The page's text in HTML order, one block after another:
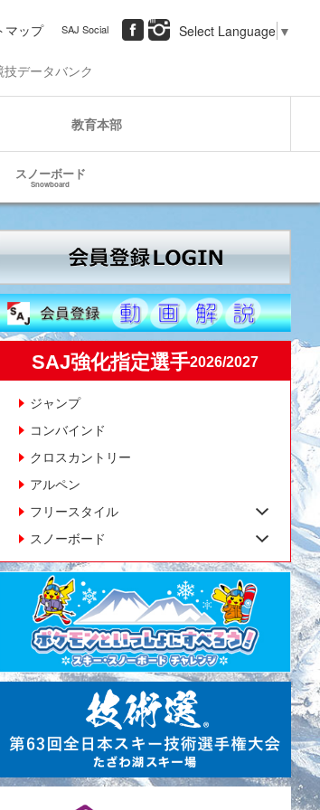
マップ SAJ Social Select Language ▼
技データバンク
教育本部
スノーボード
Snowboard
SAJ強化指定選手2026/2027
ジャンプ
コンバインド
クロスカントリー
アルペン
フリースタイル
スノーボード